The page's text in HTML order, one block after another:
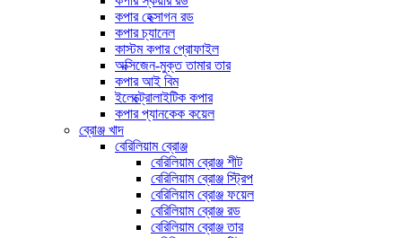
কপার হেক্সাগন রড
কপার চ্যানেল
কাস্টম কপার প্রোফাইল
অক্সিজেন-মুক্ত তামার তার
কপার আই বিম
ইলেক্ট্রোলাইটিক কপার
কপার প্যানকেক কয়েল
ব্রোঞ্জ খাদ
বেরিলিয়াম ব্রোঞ্জ
বেরিলিয়াম ব্রোঞ্জ শীট
বেরিলিয়াম ব্রোঞ্জ স্ট্রিপ
বেরিলিয়াম ব্রোঞ্জ ফয়েল
বেরিলিয়াম ব্রোঞ্জ রড
বেরিলিয়াম ব্রোঞ্জ তার